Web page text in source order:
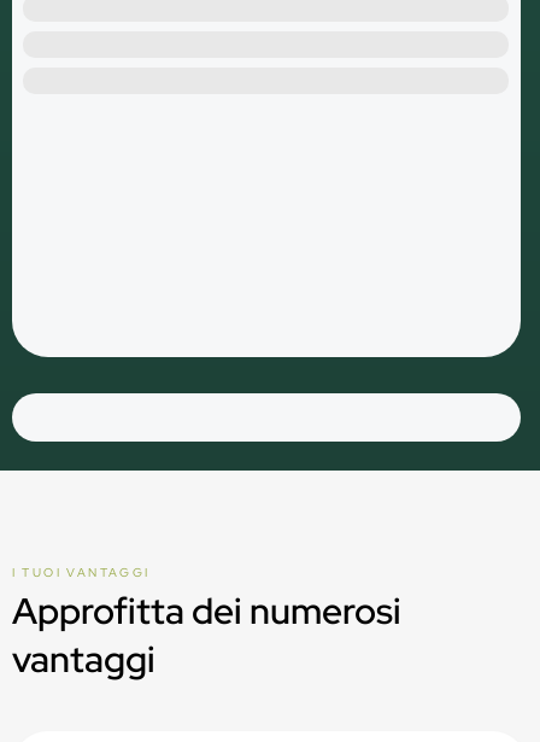
I TUOI VANTAGGI
Approfitta dei numerosi
vantaggi